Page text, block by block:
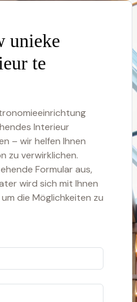
unieke
te
Interieur
– wir helfen Ihnen
zu verwirklichen.
Formular aus,
wird sich mit Ihnen
die Möglichkeiten zu